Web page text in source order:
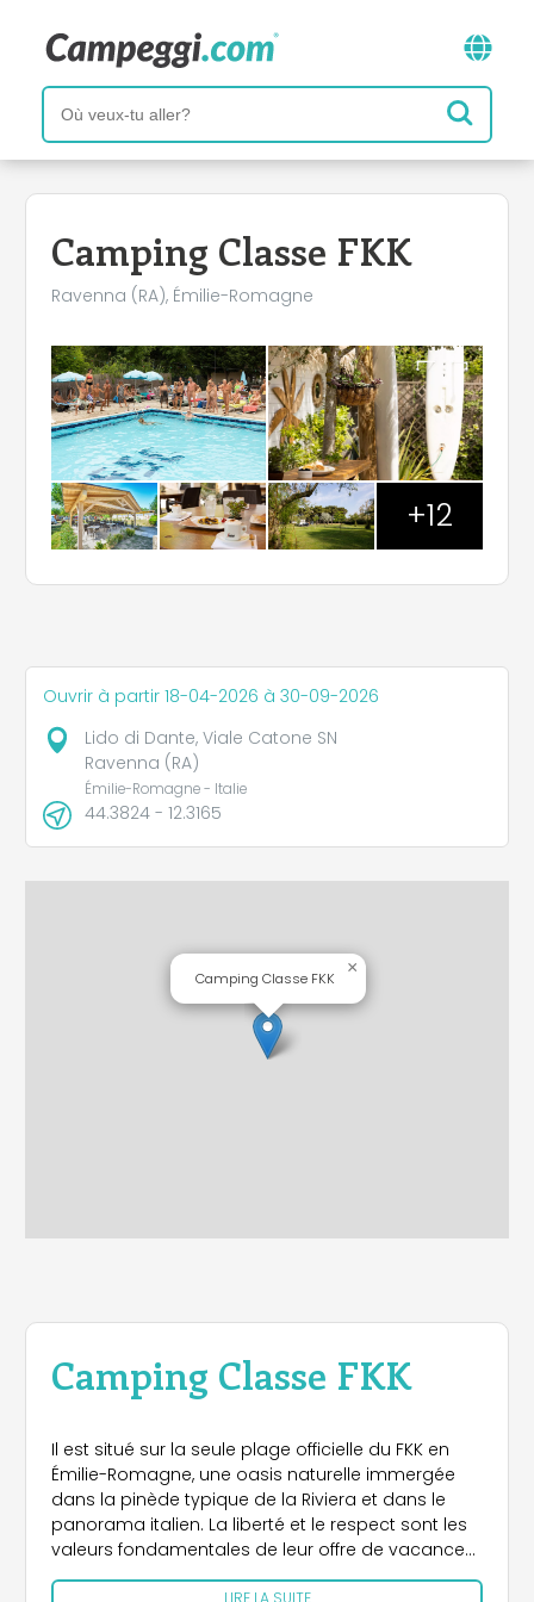
Camping Classe FKK
Ravenna (RA), Émilie-Romagne
+12
Camping Classe FKK
Il est situé sur la seule plage officielle du FKK en
Émilie-Romagne, une oasis naturelle immergée
dans la pinède typique de la Riviera et dans le
panorama italien. La liberté et le respect sont les
valeurs fondamentales de leur offre de vacances.
Vous pouvez imaginer vous laisser dorloter par le
LIRE LA SUITE
Ouvrir à partir 18-04-2026 à 30-09-2026
Lido di Dante, Viale Catone SN
Ravenna (RA)
Émilie-Romagne - Italie
44.3824 - 12.3165
Camping Classe FKK
×